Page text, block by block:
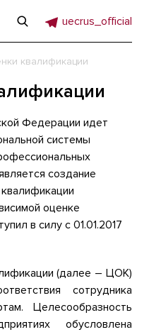
uecrus_official
квалификации
Федерации идет
системы
создание
оценке
в силу с 01.01.2017
(далее – ЦОК)
сотрудника
Целесообразность
обусловлена